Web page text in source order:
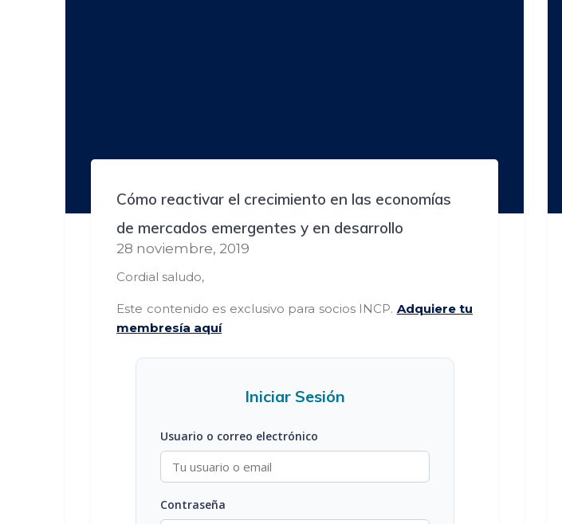
Cómo reactivar el crecimiento en las economías
de mercados emergentes y en desarrollo
28 noviembre, 2019
Cordial saludo,
Este contenido es exclusivo para socios INCP. Adquiere tu
membresía aquí
Iniciar Sesión
Usuario o correo electrónico
Contraseña